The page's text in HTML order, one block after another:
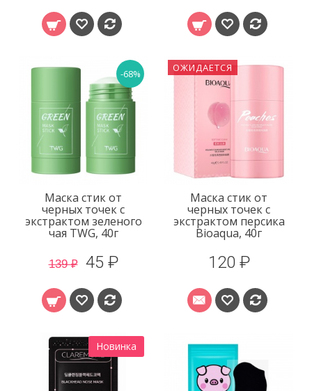
-68%
Маска стик от
черных точек с
экстрактом зеленого
чая TWG, 40г
139 ₽ 45 ₽
ОЖИДАЕТСЯ
Маска стик от
черных точек с
экстрактом персика
Bioaqua, 40г
120 ₽
Новинка